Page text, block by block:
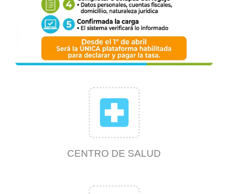
local_hospital
CENTRO DE SALUD